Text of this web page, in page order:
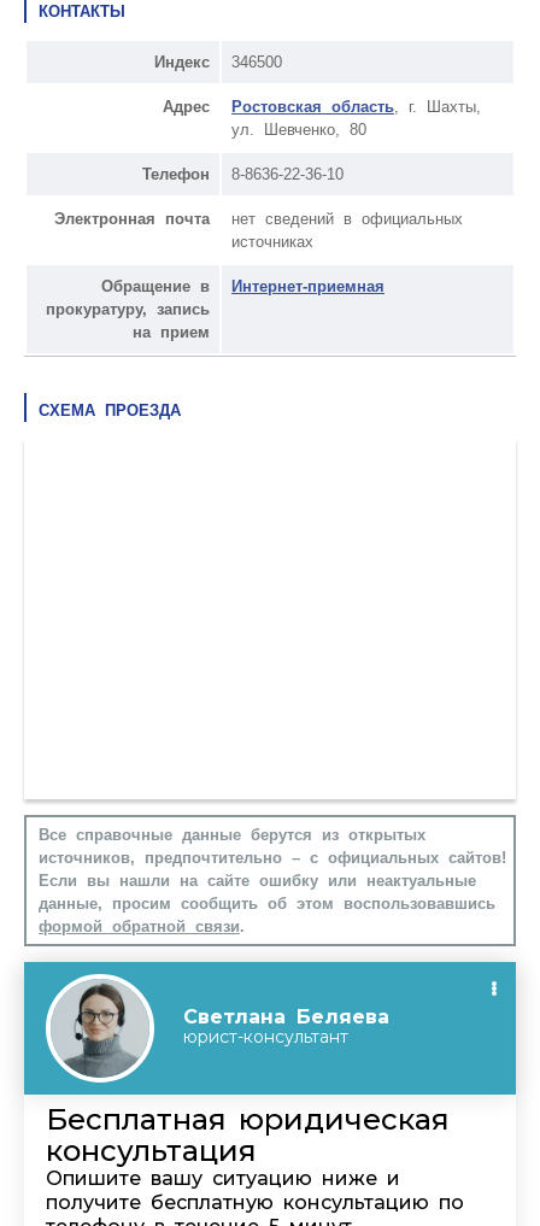
КОНТАКТЫ
Индекс 346500
Адрес Ростовская область , г. Шахты,
ул. Шевченко, 80
Телефон 8-8636-22-36-10
Электронная почта
нет сведений в официальных
источниках
Обращение в
прокуратуру, запись
на прием
Интернет-приемная
СХЕМА ПРОЕЗДА
Все справочные данные берутся из открытых
источников, предпочтительно – с официальных сайтов!
Если вы нашли на сайте ошибку или неактуальные
данные, просим сообщить об этом воспользовавшись
формой обратной связи.